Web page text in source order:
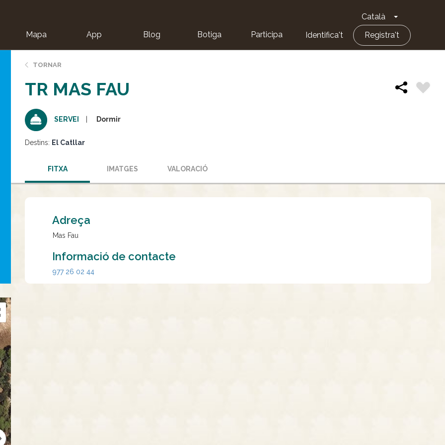
Català Toggle
Mapa App Blog Botiga Participa Identifica't Registra't
TORNAR
TR MAS FAU
SERVEI Dormir
Destins: El Catllar
FITXA IMATGES VALORACIÓ
Adreça
Mas Fau
Informació de contacte
977 26 02 44